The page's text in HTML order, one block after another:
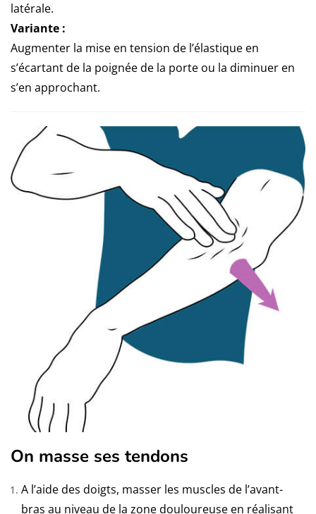
latérale.
Variante :
Augmenter la mise en tension de l’élastique en
s’écartant de la poignée de la porte ou la diminuer en
s’en approchant.
On masse ses tendons
A l’aide des doigts, masser les muscles de l’avant-
bras au niveau de la zone douloureuse en réalisant